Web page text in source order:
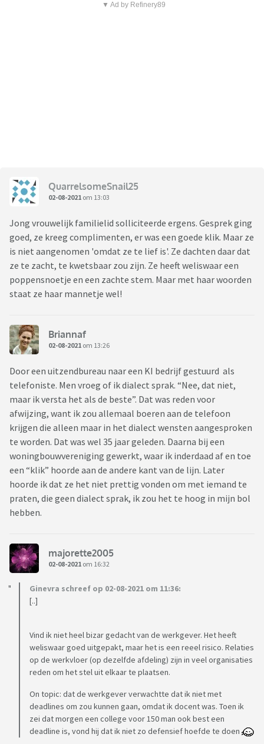
▼ Ad by Refinery89
QuarrelsomeSnail25
02-08-2021 om 13:03
Jong vrouwelijk familielid solliciteerde ergens. Gesprek ging
goed, ze kreeg complimenten, er was een goede klik. Maar ze
is niet aangenomen 'omdat ze te lief is'. Ze dachten daar dat
ze te zacht, te kwetsbaar zou zijn. Ze heeft weliswaar een
poppensnoetje en een zachte stem. Maar met haar woorden
staat ze haar mannetje wel!
Briannaf
02-08-2021 om 13:26
Door een uitzendbureau naar een KI bedrijf gestuurd als
telefoniste. Men vroeg of ik dialect sprak. “Nee, dat niet,
maar ik versta het als de beste”. Dat was reden voor
afwijzing, want ik zou allemaal boeren aan de telefoon
krijgen die alleen maar in het dialect wensten aangesproken
te worden. Dat was wel 35 jaar geleden. Daarna bij een
woningbouwvereniging gewerkt, waar ik inderdaad af en toe
een “klik” hoorde aan de andere kant van de lijn. Later
hoorde ik dat ze het niet prettig vonden om met iemand te
praten, die geen dialect sprak, ik zou het te hoog in mijn bol
hebben.
majorette2005
02-08-2021 om 16:32
Ginevra schreef op 02-08-2021 om 11:36:
[..]
Vind ik niet heel bizar gedacht van de werkgever. Het heeft
weliswaar goed uitgepakt, maar het is een reeel risico. Relaties
op de werkvloer (op dezelfde afdeling) zijn in veel organisaties
reden om het stel uit elkaar te plaatsen.
On topic: dat de werkgever verwachtte dat ik niet met
deadlines om zou kunnen gaan, omdat ik docent was. Toen ik
zei dat morgen een college voor 150 man ook best een
deadline is, vond hij dat ik niet zo defensief hoefde te doen